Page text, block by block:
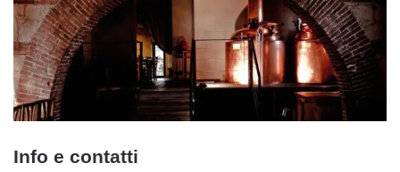
Info e contatti